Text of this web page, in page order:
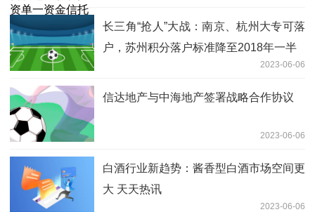
长三角“抢人”大战：南京、杭州大专可落
户，苏州积分落户标准降至2018年一半
2023-06-06
信达地产与中海地产签署战略合作协议
2023-06-06
白酒行业新趋势：酱香型白酒市场空间更
大 天天热讯
2023-06-06